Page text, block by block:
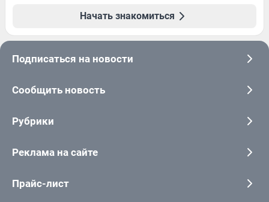
Начать знакомиться
Подписаться на новости
Сообщить новость
Рубрики
Реклама на сайте
Прайс-лист